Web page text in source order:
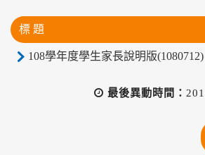
標 題
108學年度學生家長說明版(1080712)
最後異動時間：